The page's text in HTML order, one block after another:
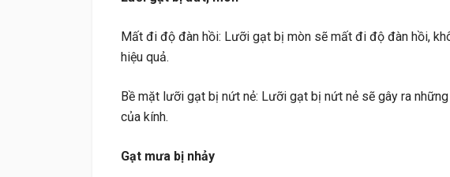
Mất đi độ đàn hồi: Lưỡi gạt bị mòn sẽ mất đi độ đàn hồi,
hiệu quả.
Bề mặt lưỡi gạt bị nứt nẻ: Lưỡi gạt bị nứt nẻ sẽ gây ra
của kính.
Gạt mưa bị nhảy